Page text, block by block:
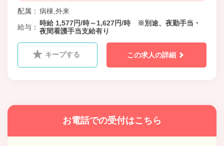
配属
病棟,外来
給与
時給 1,577円/時～1,627円/時 ※別途、夜勤手当・
夜間看護手当支給有り
キープする この求人の詳細
お電話での受付はこちら